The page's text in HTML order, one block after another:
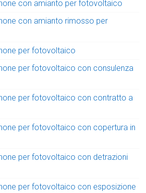
con amianto per fotovoltaico
con amianto rimosso per
per fotovoltaico
per fotovoltaico con consulenza
per fotovoltaico con contratto a
per fotovoltaico con copertura in
per fotovoltaico con detrazioni
per fotovoltaico con esposizione